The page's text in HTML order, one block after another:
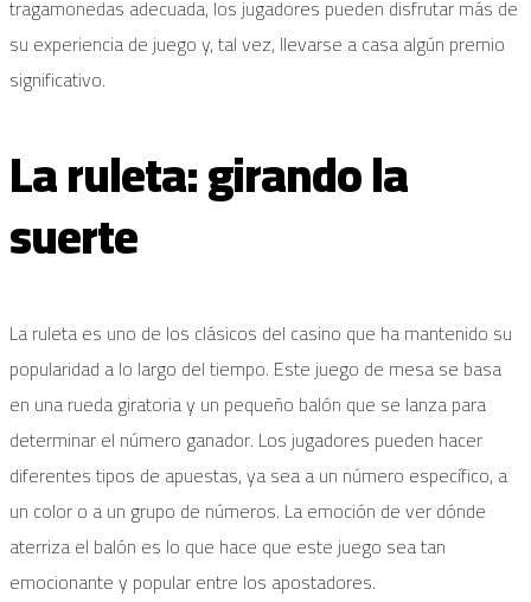
tragamonedas adecuada, los jugadores pueden disfrutar más de
su experiencia de juego y, tal vez, llevarse a casa algún premio
significativo.
La ruleta: girando la
suerte
La ruleta es uno de los clásicos del casino que ha mantenido su
popularidad a lo largo del tiempo. Este juego de mesa se basa
en una rueda giratoria y un pequeño balón que se lanza para
determinar el número ganador. Los jugadores pueden hacer
diferentes tipos de apuestas, ya sea a un número específico, a
un color o a un grupo de números. La emoción de ver dónde
aterriza el balón es lo que hace que este juego sea tan
emocionante y popular entre los apostadores.